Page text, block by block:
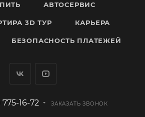
АВТОСЕРВИС
3D ТУР КАРЬЕРА
БЕЗОПАСНОСТЬ ПЛАТЕЖЕЙ
16-72 ЗАКАЗАТЬ ЗВОНОК